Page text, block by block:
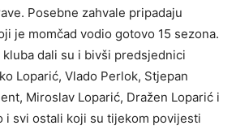
Posebne zahvale pripadaju
je momčad vodio gotovo 15 sezona.
dali su i bivši predsjednici
Loparić, Vlado Perlok, Stjepan
Miroslav Loparić, Dražen Loparić i
i svi ostali koji su tijekom povijesti